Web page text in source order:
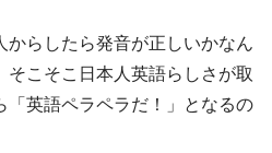
からしたら発音が正しいかなん
そこそこ日本人英語らしさが取
「英語ペラペラだ！」となるの